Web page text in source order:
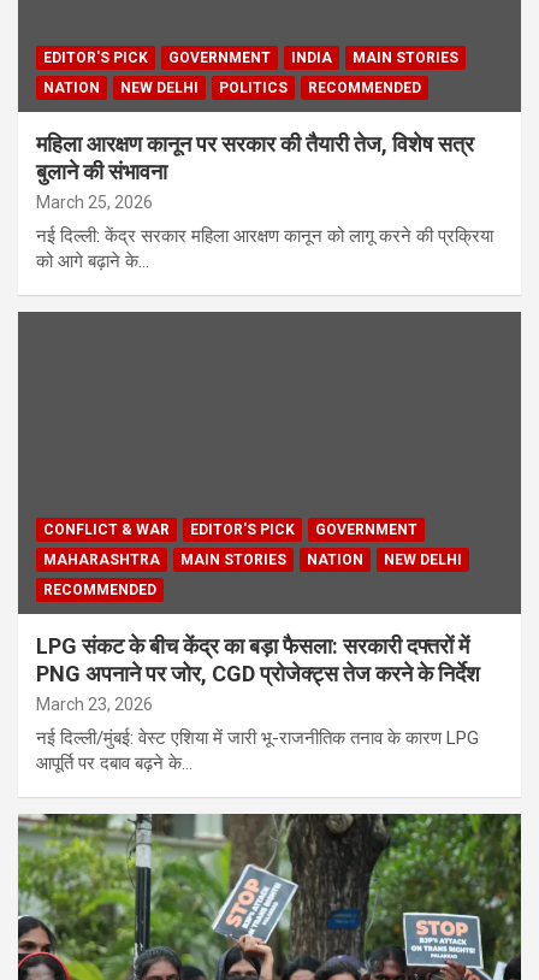
EDITOR'S PICK GOVERNMENT INDIA
MAIN STORIES
NATION
NEW DELHI POLITICS RECOMMENDED
महिला आरक्षण कानून पर सरकार की तैयारी तेज, विशेष सत्र
बुलाने की संभावना
March 25, 2026
नई दिल्ली: केंद्र सरकार महिला आरक्षण कानून को लागू करने की प्रक्रिया
को आगे बढ़ाने के…
CONFLICT & WAR EDITOR'S PICK
GOVERNMENT
MAHARASHTRA
MAIN STORIES NATION
NEW DELHI
RECOMMENDED
LPG संकट के बीच केंद्र का बड़ा फैसला: सरकारी दफ्तरों में
PNG अपनाने पर जोर, CGD प्रोजेक्ट्स तेज करने के निर्देश
March 23, 2026
नई दिल्ली/मुंबई: वेस्ट एशिया में जारी भू-राजनीतिक तनाव के कारण LPG
आपूर्ति पर दबाव बढ़ने के…